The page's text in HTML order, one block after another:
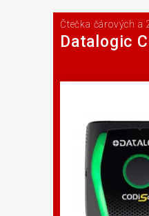
Čtečka čárových a
Datalogic